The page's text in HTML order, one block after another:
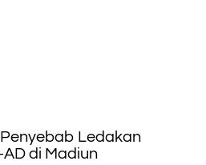
Ledakan
di Madiun